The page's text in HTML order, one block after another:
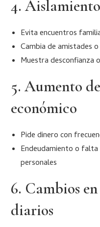
4.
Evita encuentros
Cambia de amistades
Muestra desconfianza
5. Aumento
económico
Pide dinero con
Endeudamiento o
personales
6. Cambios
diarios